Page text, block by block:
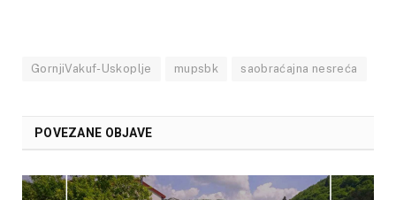
GornjiVakuf-Uskoplje mupsbk saobraćajna nesreća
POVEZANE OBJAVE